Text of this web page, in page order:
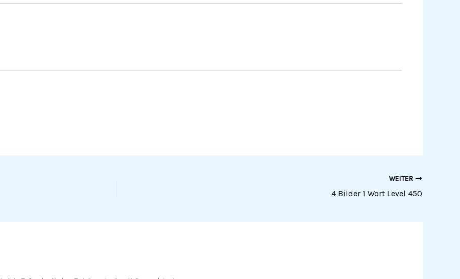
WEITER
4 Bilder 1 Wort Level 450